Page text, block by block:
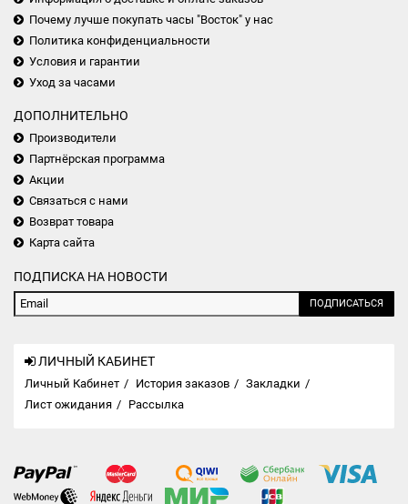
Почему лучше покупать часы "Восток" у нас
Политика конфиденциальности
Условия и гарантии
Уход за часами
ДОПОЛНИТЕЛЬНО
Производители
Партнёрская программа
Акции
Связаться с нами
Возврат товара
Карта сайта
ПОДПИСКА НА НОВОСТИ
ПОДПИСАТЬСЯ
ЛИЧНЫЙ КАБИНЕТ
Личный Кабинет История заказов
Закладки
Лист ожидания
Рассылка